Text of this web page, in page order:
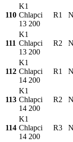
110
K1
Chlapci
13 200
R1
111
K1
Chlapci
13 200
R2
112
K1
Chlapci
14 200
R1
113
K1
Chlapci
14 200
R2
114
K1
Chlapci
14 200
R3